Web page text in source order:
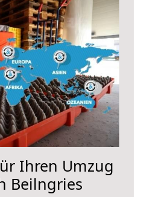
Ihren Umzug
Beilngries